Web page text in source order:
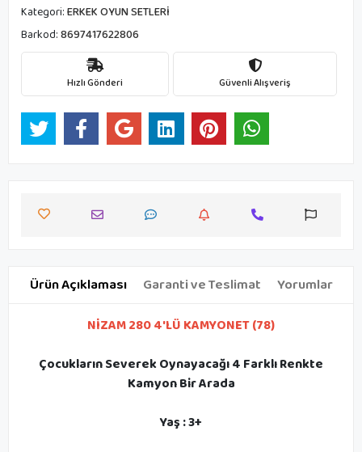
Kategori:ERKEK OYUN SETLERİ
Barkod:8697417622806
Hızlı Gönderi Güvenli Alışveriş
Ürün Açıklaması Garanti ve Teslimat Yorumlar
NİZAM 280 4'LÜ KAMYONET (78)
Çocukların Severek Oynayacağı 4 Farklı Renkte
Kamyon Bir Arada
Yaş : 3+